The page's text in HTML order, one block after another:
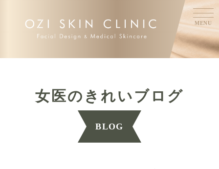
女医のきれいブログ
BLOG
MENU